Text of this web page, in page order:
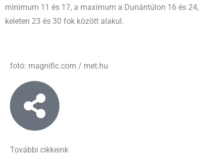
minimum 11 és 17, a maximum a Dunántúlon 16 és 24,
keleten 23 és 30 fok között alakul.
fotó: magnific.com / met.hu
További cikkeink